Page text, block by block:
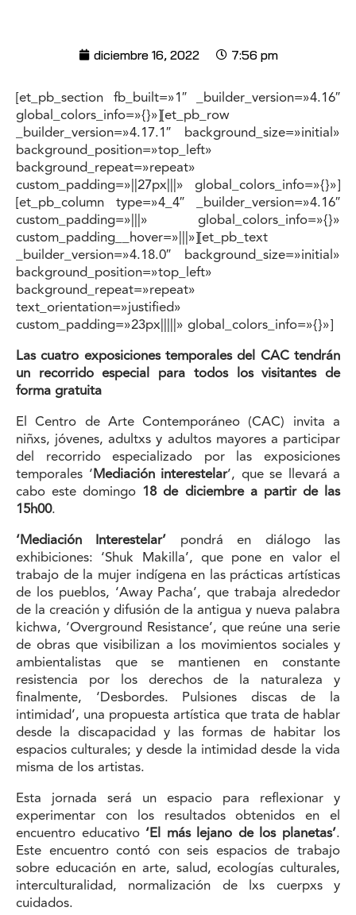
diciembre 16, 2022 7:56 pm
[et_pb_section fb_built=»1″ _builder_version=»4.16″
global_colors_info=»{}»][et_pb_row
_builder_version=»4.17.1″ background_size=»initial»
background_position=»top_left»
background_repeat=»repeat»
custom_padding=»||27px|||» global_colors_info=»{}»]
[et_pb_column type=»4_4″ _builder_version=»4.16″
custom_padding=»|||» global_colors_info=»{}»
custom_padding__hover=»|||»][et_pb_text
_builder_version=»4.18.0″ background_size=»initial»
background_position=»top_left»
background_repeat=»repeat»
text_orientation=»justified»
custom_padding=»23px|||||» global_colors_info=»{}»]
Las cuatro exposiciones temporales del CAC tendrán
un recorrido especial para todos los visitantes de
forma gratuita
El Centro de Arte Contemporáneo (CAC) invita a
niñxs, jóvenes, adultxs y adultos mayores a participar
del recorrido especializado por las exposiciones
temporales ‘Mediación interestelar’, que se llevará a
cabo este domingo 18 de diciembre a partir de las
15h00.
‘Mediación Interestelar’ pondrá en diálogo las
exhibiciones: ‘Shuk Makilla’, que pone en valor el
trabajo de la mujer indígena en las prácticas artísticas
de los pueblos, ‘Away Pacha’, que trabaja alrededor
de la creación y difusión de la antigua y nueva palabra
kichwa, ‘Overground Resistance’, que reúne una serie
de obras que visibilizan a los movimientos sociales y
ambientalistas que se mantienen en constante
resistencia por los derechos de la naturaleza y
finalmente, ‘Desbordes. Pulsiones discas de la
intimidad’, una propuesta artística que trata de hablar
desde la discapacidad y las formas de habitar los
espacios culturales; y desde la intimidad desde la vida
misma de los artistas.
Esta jornada será un espacio para reflexionar y
experimentar con los resultados obtenidos en el
encuentro educativo ‘El más lejano de los planetas’.
Este encuentro contó con seis espacios de trabajo
sobre educación en arte, salud, ecologías culturales,
interculturalidad, normalización de lxs cuerpxs y
cuidados.